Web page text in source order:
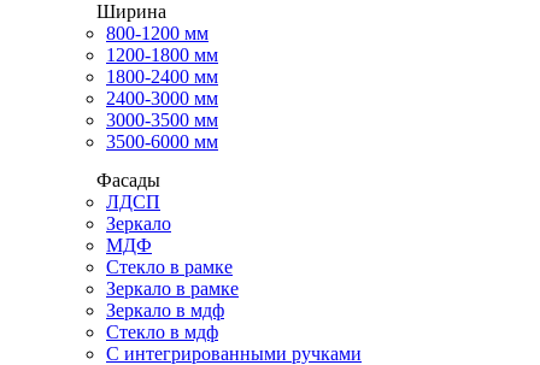
Ширина
800-1200 мм
1200-1800 мм
1800-2400 мм
2400-3000 мм
3000-3500 мм
3500-6000 мм
Фасады
ЛДСП
Зеркало
МДФ
Стекло в рамке
Зеркало в рамке
Зеркало в мдф
Стекло в мдф
С интегрированными ручками